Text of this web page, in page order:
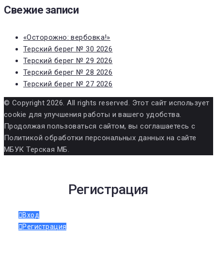
Свежие записи
«Осторожно: вербовка!»
Терский берег № 30 2026
Терский берег № 29 2026
Терский берег № 28 2026
Терский берег № 27 2026
© Copyright 2026. All rights reserved. Этот сайт использует
cookie для улучшения работы и вашего удобства.
Продолжая пользоваться сайтом, вы соглашаетесь с
Политикой обработки персональных данных на сайте
МБУК Терская МБ.
Регистрация
Вход
Регистрация